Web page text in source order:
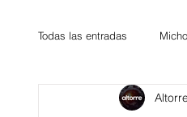
Todas las entradas
Nacional Internacional
Altorre